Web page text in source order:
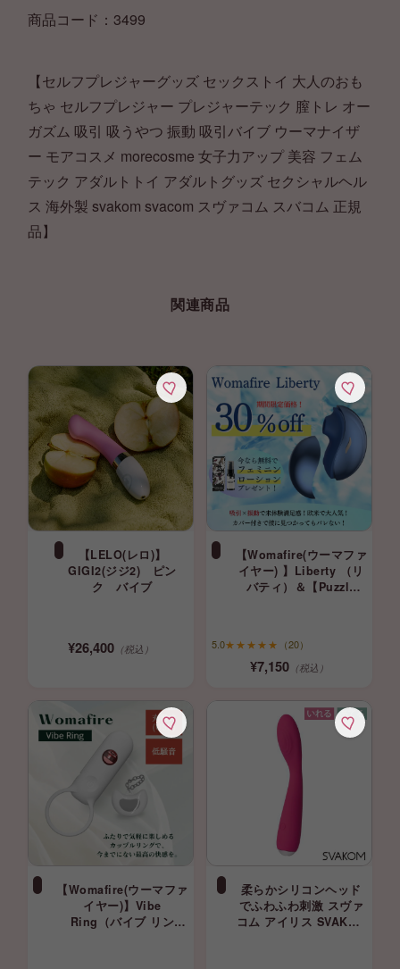
商品コード：3499
【セルフプレジャーグッズ セックストイ 大人のおも
ちゃ セルフプレジャー プレジャーテック 膣トレ オー
ガズム 吸引 吸うやつ 振動 吸引バイブ ウーマナイザ
ー モアコスメ morecosme 女子力アップ 美容 フェム
テック アダルトトイ アダルトグッズ セクシャルヘル
ス 海外製 svakom svacom スヴァコム スバコム 正規
品】
関連商品
【LELO(レロ)】
GIGI2(ジジ2) ピン
ク バイブ
¥26,400（税込）
【Womafire(ウーマファ
イヤー) 】Liberty （リ
バティ）＆【Puzzle
5.0★★★★★ （20）
¥7,150 （税込）
【Womafire(ウーマファ
イヤー)】Vibe
Ring（バイブ リン
柔らかシリコンヘッド
でふわふわ刺激 スヴァ
コム アイリス SVAKOM